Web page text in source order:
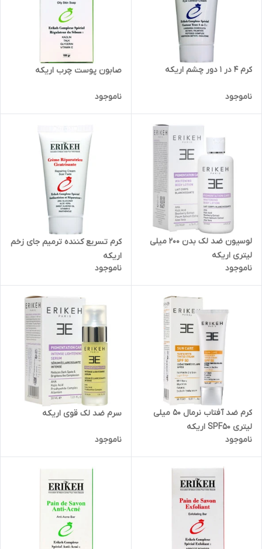
کرم 4 در 1 دور چشم اریکه
ناموجود
صابون پوست چرب اریکه
ناموجود
لوسیون ضد لک بدن 200 میلی
لیتری اریکه
ناموجود
کرم تسریع کننده ترمیم جای زخم
اریکه
ناموجود
کرم ضد آفتاب نرمال 50 میلی
لیتری SPF50 اریکه
ناموجود
سرم ضد لک قوی اریکه
ناموجود